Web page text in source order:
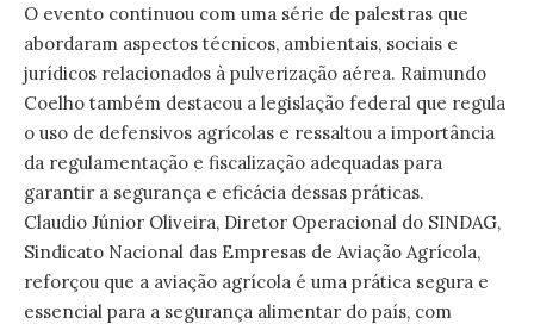
O evento continuou com uma série de palestras que
abordaram aspectos técnicos, ambientais, sociais e
jurídicos relacionados à pulverização aérea. Raimundo
Coelho também destacou a legislação federal que regula
o uso de defensivos agrícolas e ressaltou a importância
da regulamentação e fiscalização adequadas para
garantir a segurança e eficácia dessas práticas.
Claudio Júnior Oliveira, Diretor Operacional do SINDAG,
Sindicato Nacional das Empresas de Aviação Agrícola,
reforçou que a aviação agrícola é uma prática segura e
essencial para a segurança alimentar do país, com